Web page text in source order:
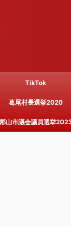
TikTok
葛尾村長選挙2020
郡山市議会議員選挙